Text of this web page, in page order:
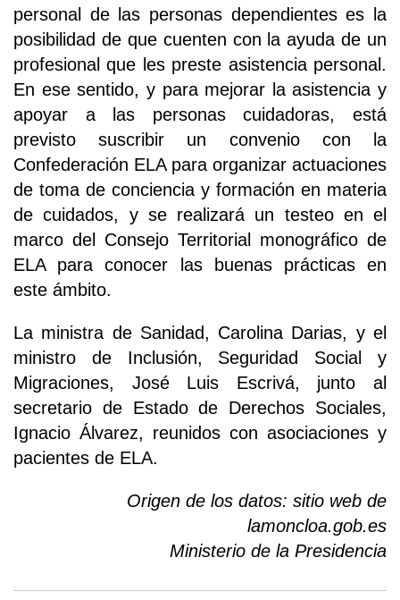
personal de las personas dependientes es la
posibilidad de que cuenten con la ayuda de un
profesional que les preste asistencia personal.
En ese sentido, y para mejorar la asistencia y
apoyar a las personas cuidadoras, está
previsto suscribir un convenio con la
Confederación ELA para organizar actuaciones
de toma de conciencia y formación en materia
de cuidados, y se realizará un testeo en el
marco del Consejo Territorial monográfico de
ELA para conocer las buenas prácticas en
este ámbito.
La ministra de Sanidad, Carolina Darias, y el
ministro de Inclusión, Seguridad Social y
Migraciones, José Luis Escrivá, junto al
secretario de Estado de Derechos Sociales,
Ignacio Álvarez, reunidos con asociaciones y
pacientes de ELA.
Origen de los datos: sitio web de
lamoncloa.gob.es
Ministerio de la Presidencia